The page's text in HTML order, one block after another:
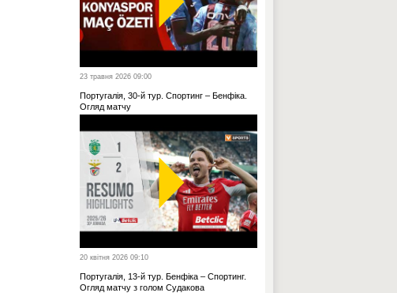
23 травня 2026 09:00
Португалія, 30-й тур. Спортинг – Бенфіка.
Огляд матчу
20 квітня 2026 09:10
Португалія, 13-й тур. Бенфіка – Спортинг.
Огляд матчу з голом Судакова